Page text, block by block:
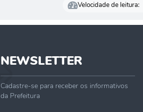
Velocidade de leitura:
NEWSLETTER
Cadastre-se para receber os informativos
da Prefeitura